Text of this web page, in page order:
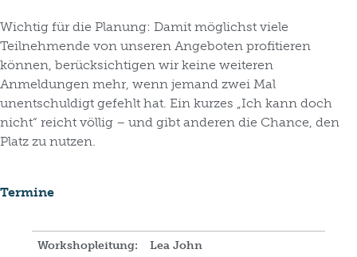
Wichtig für die Planung: Damit möglichst viele
Teilnehmende von unseren Angeboten profitieren
können, berücksichtigen wir keine weiteren
Anmeldungen mehr, wenn jemand zwei Mal
unentschuldigt gefehlt hat. Ein kurzes „Ich kann doch
nicht“ reicht völlig – und gibt anderen die Chance, den
Platz zu nutzen.
Termine
Workshopleitung:
Lea John